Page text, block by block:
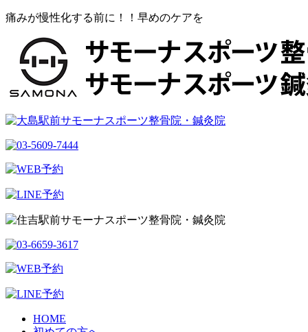
痛みが慢性化する前に！！早めのケアを
HOME